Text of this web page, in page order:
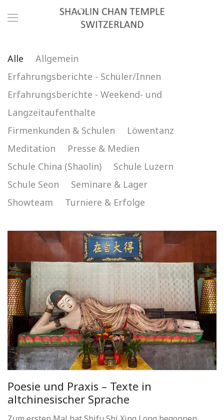
Alle
Allgemein
Erfahrungsberichte - Schüler/Innen
Erfahrungsberichte - Weekend- und
Langzeitaufenthalte
Firmenkunden & Schulen
Löwentanz
Meditation
Presse & Medien
Schule China (Shaolin)
Schule Luzern
Schule Seon
Seminare & Lager
Showteam
Turniere & Erfolge
Poesie und Praxis – Texte in
altchinesischer Sprache